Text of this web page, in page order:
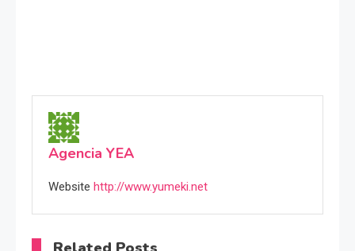
Agencia YEA
Website http://www.yumeki.net